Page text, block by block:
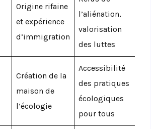
Origine rifaine
et expérience
d’immigration
l’aliénation,
valorisation
des luttes
Création de la
maison de
l’écologie
Accessibilité
des pratiques
écologiques
pour tous